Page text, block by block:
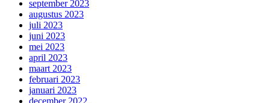
september 2023
augustus 2023
juli 2023
juni 2023
mei 2023
april 2023
maart 2023
februari 2023
januari 2023